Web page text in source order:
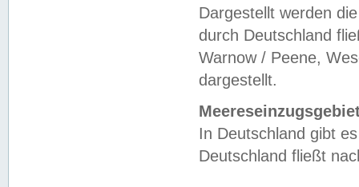
Dargestellt werden
durch Deutschland
Warnow / Peene,
dargestellt.
In Deutschland gibt
Deutschland fließt